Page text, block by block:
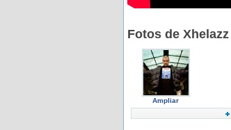
Fotos de Xhelazz
Ampliar